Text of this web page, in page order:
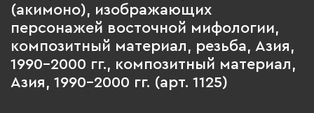
(акимоно), изображающих
персонажей восточной мифологии,
композитный материал, резьба, Азия,
1990-2000 гг., композитный материал,
Азия, 1990-2000 гг. (арт. 1125)